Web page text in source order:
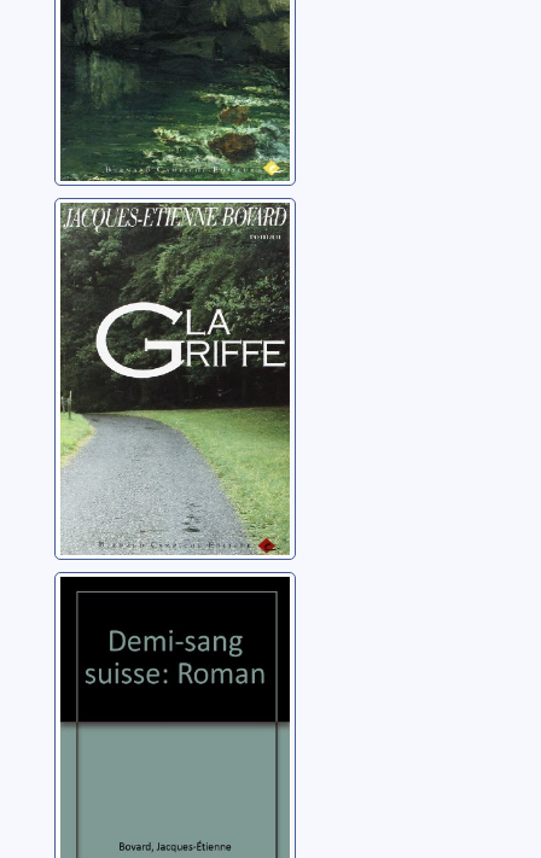
La griffe: roman
Bovard, Jacques-
Etienne
Demi-sang
suisse: roman
Bovard, Jacques-